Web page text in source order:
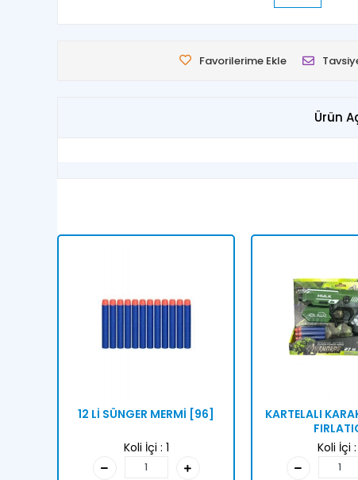
Favorilerime Ekle
Ürün
12 Lİ SÜNGER MERMİ [96]
Koli İçi : 1
KARTELALI
Koli İçi :